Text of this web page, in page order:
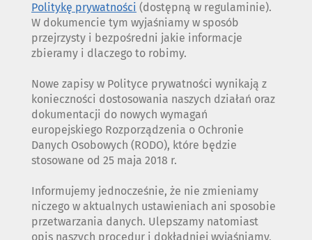
Politykę prywatności (dostępną w regulaminie).
W dokumencie tym wyjaśniamy w sposób
przejrzysty i bezpośredni jakie informacje
zbieramy i dlaczego to robimy.
Nowe zapisy w Polityce prywatności wynikają z
konieczności dostosowania naszych działań oraz
dokumentacji do nowych wymagań
europejskiego Rozporządzenia o Ochronie
Danych Osobowych (RODO), które będzie
stosowane od 25 maja 2018 r.
Informujemy jednocześnie, że nie zmieniamy
niczego w aktualnych ustawieniach ani sposobie
przetwarzania danych. Ulepszamy natomiast
opis naszych procedur i dokładniej wyjaśniamy,